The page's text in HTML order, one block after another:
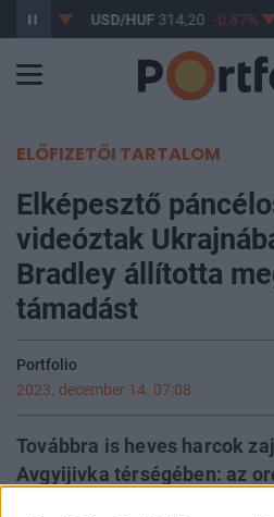
-0,61% USD/HUF314,20 -0,87%
ELŐFIZETŐI TARTALOM
Elképesztő
videóztak
Bradley állította
támadást
Portfolio
2023. december 14. 07:08
Továbbra is heves harcok
Avgyijivka térségében: az